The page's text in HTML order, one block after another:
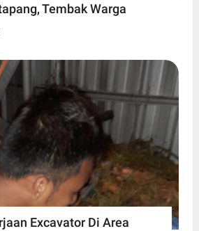
Tembak Warga
Excavator Di Area